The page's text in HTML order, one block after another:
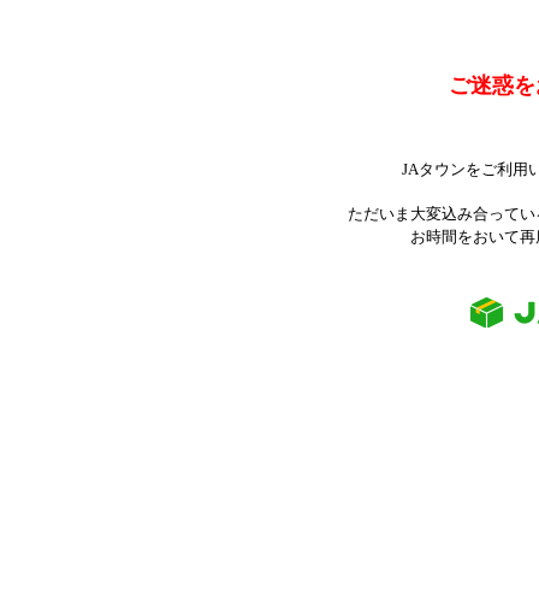
ご迷惑
JAタウンをご利用
ただいま大変込み合って
お時間をおいて